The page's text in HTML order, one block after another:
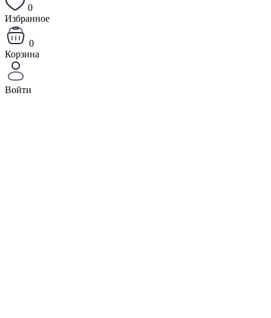
0
Избранное
0
Корзина
Войти